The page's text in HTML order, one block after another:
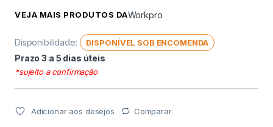
VEJA MAIS PRODUTOS DAWorkpro
Disponibilidade: DISPONÍVEL SOB ENCOMENDA
Prazo 3 a 5 dias úteis
*sujeito a confirmação
Adicionar aos desejos Comparar